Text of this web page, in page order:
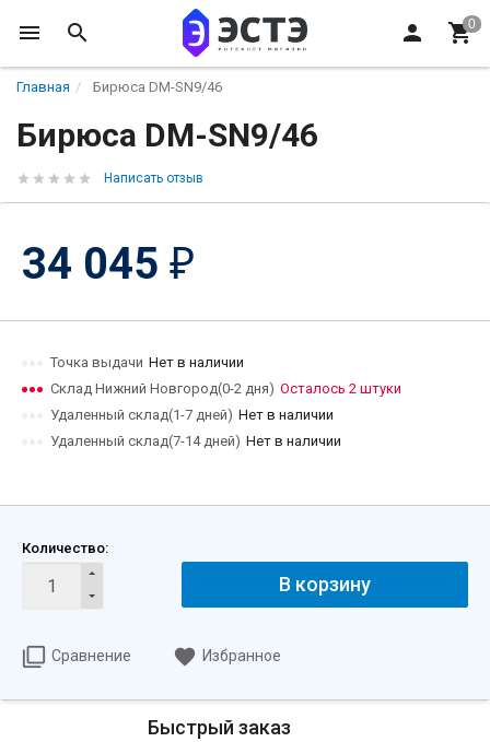
Главная Бирюса DM-SN9/46
Бирюса DM-SN9/46
Написать отзыв
34 045 ₽
Точка выдачи Нет в наличии
Склад Нижний Новгород(0-2 дня) Осталось 2 штуки
Удаленный склад(1-7 дней) Нет в наличии
Удаленный склад(7-14 дней) Нет в наличии
Количество:
В корзину
Сравнение Избранное
Быстрый заказ